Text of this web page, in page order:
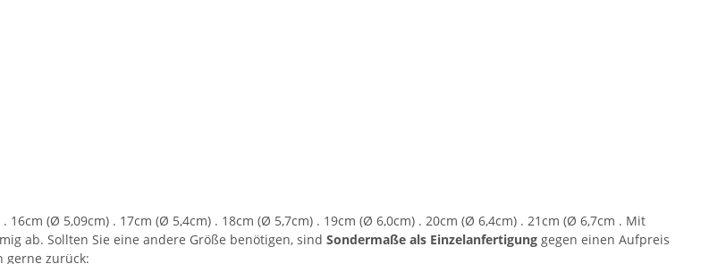
(Ø 5,09cm) . 17cm (Ø 5,4cm) . 18cm (Ø 5,7cm) . 19cm (Ø 6,0cm) . 20cm (Ø 6,4cm) . 21cm (Ø 6,7cm . Mit
ab. Sollten Sie eine andere Größe benötigen, sind Sondermaße als Einzelanfertigung gegen einen Aufpreis
gerne zurück: